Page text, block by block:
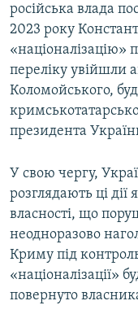
російська влада
2023 року
«націоналізацію»
переліку увійшли
Коломойського,
президента
У свою чергу,
розглядають ці
власності, що
неодноразово
Криму під
«націоналізації»
повернуто